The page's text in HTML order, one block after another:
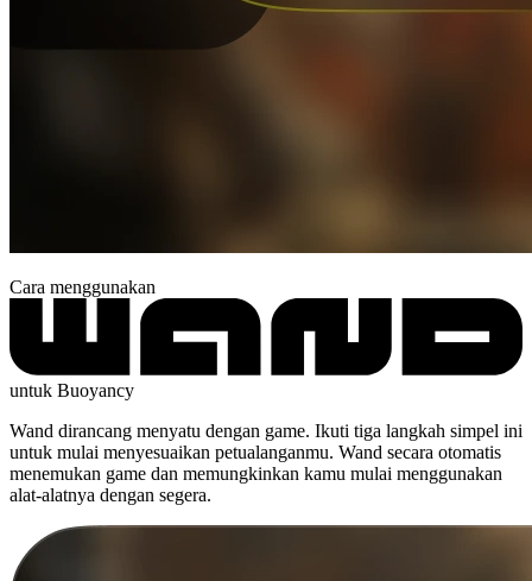
Cara menggunakan
untuk Buoyancy
Wand dirancang menyatu dengan game. Ikuti tiga langkah simpel ini
untuk mulai menyesuaikan petualanganmu. Wand secara otomatis
menemukan game dan memungkinkan kamu mulai menggunakan
alat-alatnya dengan segera.